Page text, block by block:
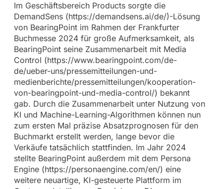
Im Geschäftsbereich Products sorgte die
DemandSens (https://demandsens.ai/de/)-Lösung
von BearingPoint im Rahmen der Frankfurter
Buchmesse 2024 für große Aufmerksamkeit, als
BearingPoint seine Zusammenarbeit mit Media
Control (https://www.bearingpoint.com/de-
de/ueber-uns/pressemitteilungen-und-
medienberichte/pressemitteilungen/kooperation-
von-bearingpoint-und-media-control/) bekannt
gab. Durch die Zusammenarbeit unter Nutzung von
KI und Machine-Learning-Algorithmen können nun
zum ersten Mal präzise Absatzprognosen für den
Buchmarkt erstellt werden, lange bevor die
Verkäufe tatsächlich stattfinden. Im Jahr 2024
stellte BearingPoint außerdem mit dem Persona
Engine (https://personaengine.com/en/) eine
weitere neuartige, KI-gesteuerte Plattform im